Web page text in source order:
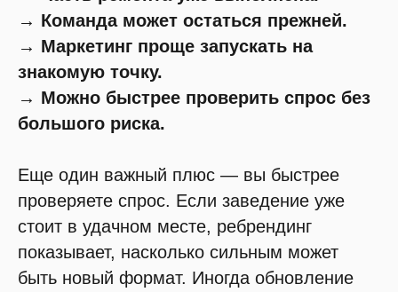
→ Команда может остаться прежней.
→ Маркетинг проще запускать на
знакомую точку.
→ Можно быстрее проверить спрос без
большого риска.
Еще один важный плюс — вы быстрее
проверяете спрос. Если заведение уже
стоит в удачном месте, ребрендинг
показывает, насколько сильным может
быть новый формат. Иногда обновление